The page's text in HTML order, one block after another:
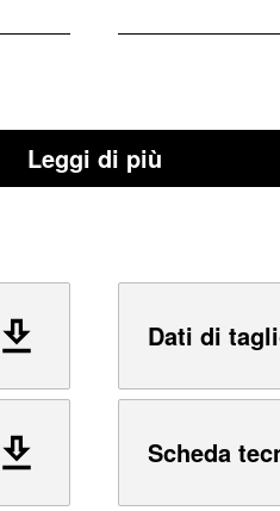
Leggi di più
Dati di
Scheda